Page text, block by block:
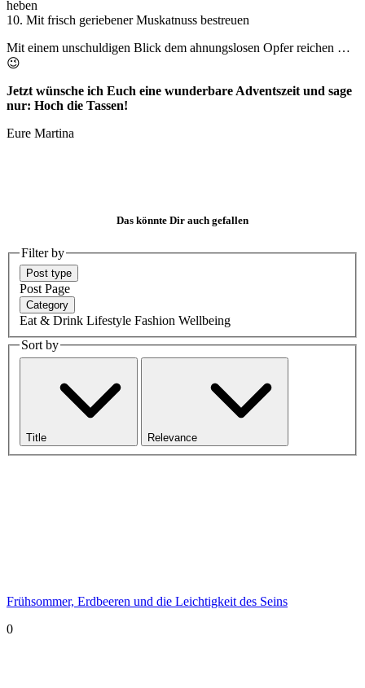
heben
10. Mit frisch geriebener Muskatnuss bestreuen
Mit einem unschuldigen Blick dem ahnungslosen Opfer reichen …
😉
Jetzt wünsche ich Euch eine wunderbare Adventszeit und sage
nur: Hoch die Tassen!
Eure Martina
Das könnte Dir auch gefallen
Filter by
Post type
Post Page
Category
Eat & Drink Lifestyle Fashion Wellbeing
Sort by
Title Relevance
Frühsommer, Erdbeeren und die Leichtigkeit des Seins
0